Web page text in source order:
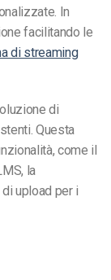
In
facilitando le
di streaming
di
Questa
come il
la
upload per i